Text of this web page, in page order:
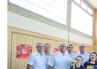
DIE
ECHTE